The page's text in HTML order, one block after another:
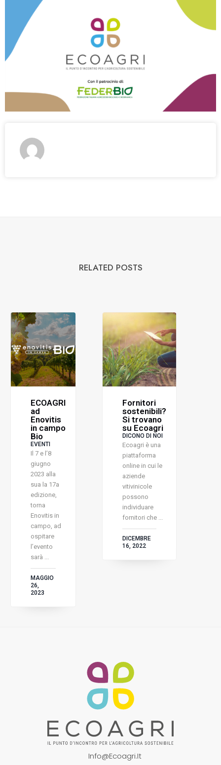
RELATED POSTS
ECOAGRI
ad
Enovitis
in campo
Bio
EVENTI
Il 7 e l’8
giugno
2023 alla
sua la 17a
edizione,
torna
Enovitis in
campo, ad
ospitare
l’evento
sarà ...
MAGGIO
26,
2023
Fornitori
sostenibili?
Si trovano
su Ecoagri
DICONO DI NOI
Ecoagri è una
piattaforma
online in cui le
aziende
vitivinicole
possono
individuare
fornitori che ...
DICEMBRE
16, 2022
Info@ecoagri.it